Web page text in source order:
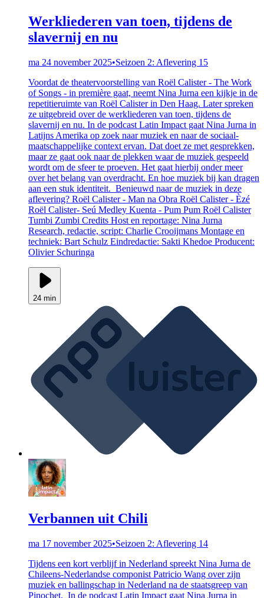
Werkliederen van toen, tijdens de
slavernij en nu
ma 24 november 2025•Seizoen 2: Aflevering 15
Voordat de theatervoorstelling van Roël Calister - The Work
of Songs - in première gaat, neemt Nina Jurna een kijkje in de
repetitieruimte van Roël Calister in Den Haag. Later spreken
ze uitgebreid over de werkliederen van toen, tijdens de
slavernij en nu. In de podcast Latin Impact gaat Nina Jurna in
Latijns Amerika op zoek naar muziek en naar de sociaal-
maatschappelijke context ervan. Dat doet ze met gesprekken,
maar ze gaat ook naar de plekken waar de muziek gespeeld
wordt om de sfeer te proeven. Het gaat hierbij onder meer
over het belang van overdracht. En hoe muziek bij kan dragen
aan een stuk identiteit. Benieuwd naar de muziek in deze
aflevering? Roël Calister - Man na Obra Roël Calister - Èzé
Roël Calister- Seú Medley Kuenta - Pum Pum Roël Calister
Tumbi Zumbi Credits Host en reportage: Nina Jurna
Research, redactie, script: Charlie Crooijmans Montage en
techniek: Bart Schulz Eindredactie: Sakti Khedoe Producent:
Olivier Schuringa
24 min
Verbannen uit Chili
ma 17 november 2025•Seizoen 2: Aflevering 14
Tijdens een kort verblijf in Nederland spreekt Nina Jurna de
Chileens-Nederlandse componist Patricio Wang over zijn
muziek en ballingschap in Nederland na de staatsgreep van
Pinochet. In de podcast Latin Impact gaat Nina Jurna in